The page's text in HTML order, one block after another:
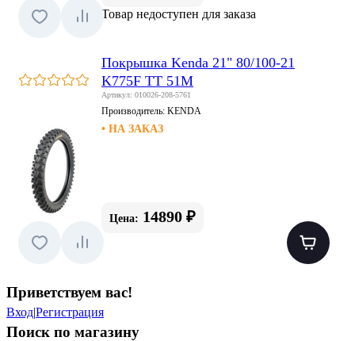
Товар недоступен для заказа
Покрышка Kenda 21" 80/100-21
K775F TT 51M
Артикул: 010026-208-5761
Производитель: KENDA
• НА ЗАКАЗ
Цена: 14890 ₽
Приветствуем вас!
Вход|Регистрация
Поиск по магазину